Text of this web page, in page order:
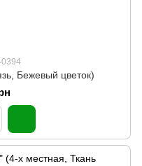
Бежевый цветок)